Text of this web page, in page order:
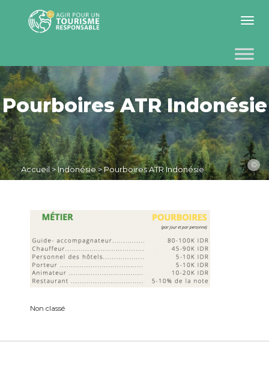
Toggle
Pourboires ATR Indonésie
Accueil >Indonésie>Pourboires ATR Indonésie ©
Non classé